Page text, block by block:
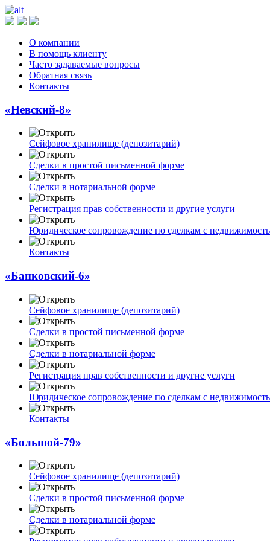
О компании
В помощь клиенту
Часто задаваемые вопросы
Обратная связь
Контакты
«Невский-8»
Сейфовое хранилище (депозитарий)
Сделки в простой письменной форме
Сделки в нотариальной форме
Регистрация прав собственности и другие услуги
Юридическое сопровождение по сделкам с
Контакты
«Банковский-6»
Сейфовое хранилище (депозитарий)
Сделки в простой письменной форме
Сделки в нотариальной форме
Регистрация прав собственности и другие услуги
Юридическое сопровождение по сделкам с
Контакты
«Большой-79»
Сейфовое хранилище (депозитарий)
Сделки в простой письменной форме
Сделки в нотариальной форме